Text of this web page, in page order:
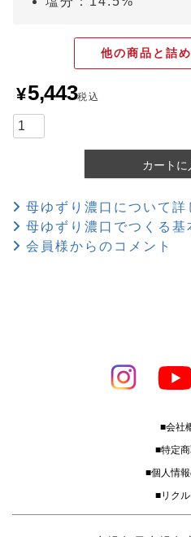
他の商品と詰
¥5,443税込
カートに
母ゆずり濃口について詳
母ゆずり濃口でつくる基
会員様からのコメント
■会社
■特定商
■個人情
■リクル